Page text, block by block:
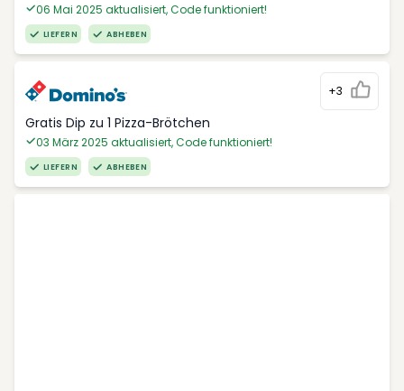
06 Mai 2025 aktualisiert, Code funktioniert!
LIEFERN ABHEBEN
+3
Gratis Dip zu 1 Pizza-Brötchen
03 März 2025 aktualisiert, Code funktioniert!
LIEFERN ABHEBEN